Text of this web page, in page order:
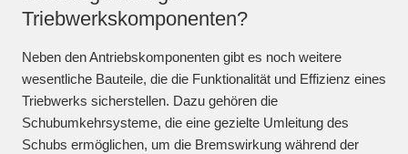
Triebwerkskomponenten?
Neben den Antriebskomponenten gibt es noch weitere
wesentliche Bauteile, die die Funktionalität und Effizienz eines
Triebwerks sicherstellen. Dazu gehören die
Schubumkehrsysteme, die eine gezielte Umleitung des
Schubs ermöglichen, um die Bremswirkung während der